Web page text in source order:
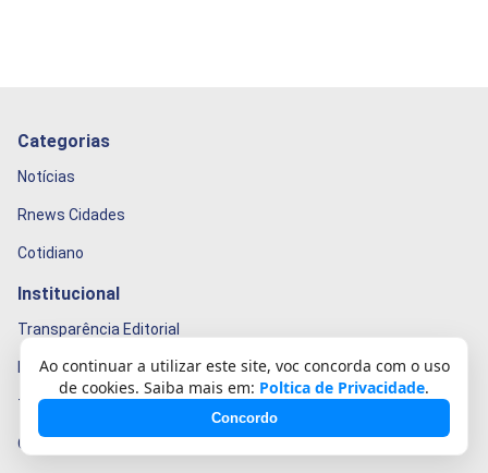
Categorias
Notícias
Rnews Cidades
Cotidiano
Institucional
Transparência Editorial
Politica de privacidade
Termos de Uso
Quem Somos
Ao continuar a utilizar este site, voc concorda com o uso
de cookies. Saiba mais em: Poltica de Privacidade.
Concordo